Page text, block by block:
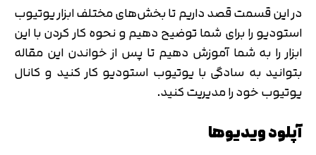
در این قسمت قصد داریم تا بخش‌های مختلف ابزار یوتیوب
استودیو را برای شما توضیح دهیم و نحوه کار کردن با این
ابزار را به شما آموزش دهیم تا پس از خواندن این مقاله
بتوانید به سادگی با یوتیوب استودیو کار کنید و کانال
یوتیوب خود را مدیریت کنید.
آپلود ویدیوها